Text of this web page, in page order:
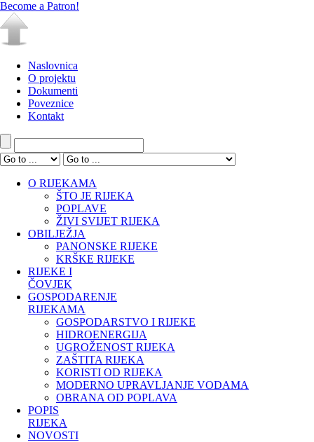
Become a Patron!
Naslovnica
O projektu
Dokumenti
Poveznice
Kontakt
O RIJEKAMA
ŠTO JE RIJEKA
POPLAVE
ŽIVI SVIJET RIJEKA
OBILJEŽJA
PANONSKE RIJEKE
KRŠKE RIJEKE
RIJEKE I
ČOVJEK
GOSPODARENJE
RIJEKAMA
GOSPODARSTVO I RIJEKE
HIDROENERGIJA
UGROŽENOST RIJEKA
ZAŠTITA RIJEKA
KORISTI OD RIJEKA
MODERNO UPRAVLJANJE VODAMA
OBRANA OD POPLAVA
POPIS
RIJEKA
NOVOSTI